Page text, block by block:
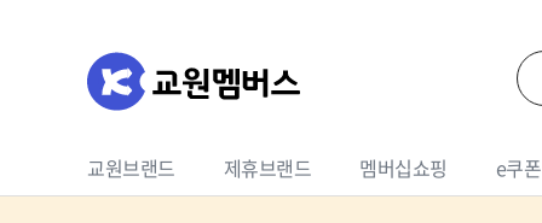
교원브랜드 제휴브랜드 멤버십쇼핑 e쿠폰